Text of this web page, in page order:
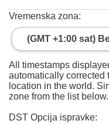
Vremenska zona:
All timestamps
automatically corrected
location in the world.
zone from the list below.
DST Opcija ispravke: